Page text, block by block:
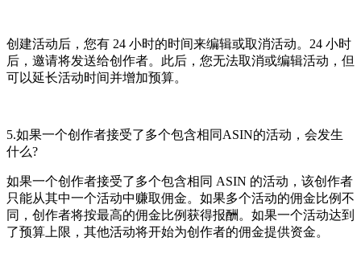
创建活动后，您有 24 小时的时间来编辑或取消活动。24 小时
后，邀请将发送给创作者。此后，您无法取消或编辑活动，但
可以延长活动时间并增加预算。
5.如果一个创作者接受了多个包含相同ASIN的活动，会发生
什么?
如果一个创作者接受了多个包含相同 ASIN 的活动，该创作者
只能从其中一个活动中赚取佣金。如果多个活动的佣金比例不
同，创作者将按最高的佣金比例获得报酬。如果一个活动达到
了预算上限，其他活动将开始为创作者的佣金提供资金。